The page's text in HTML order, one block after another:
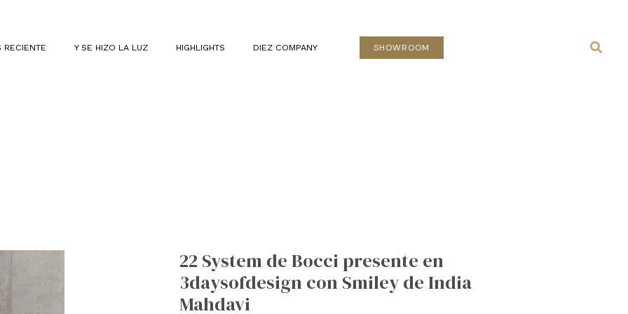
RECIENTE Y SE HIZO LA LUZ HIGHLIGHTS DIEZ COMPANY SHOWROOM
22 System de Bocci presente en
3daysofdesign con Smiley de India
Mahdavi
de
Bocci
presente